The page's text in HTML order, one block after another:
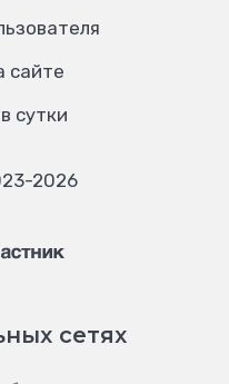
сайте
сутки
2026
сетях